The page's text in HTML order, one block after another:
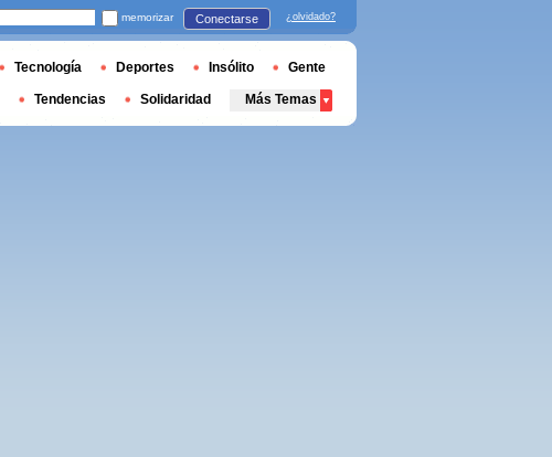
memorizar Conectarse ¿olvidado?
Tecnología Deportes Insólito Gente
Tendencias Solidaridad Más Temas